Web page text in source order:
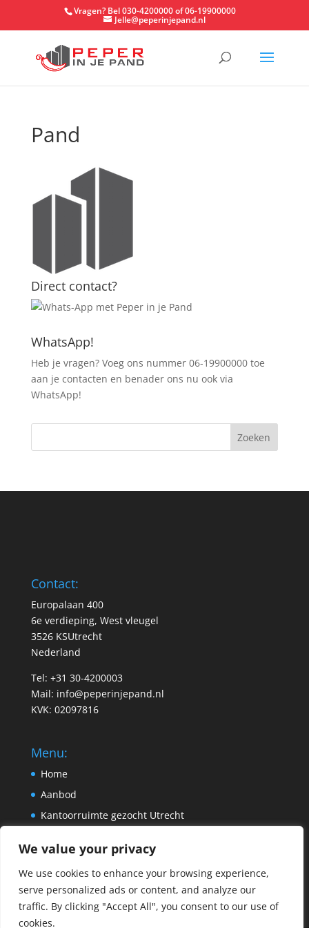
We value your privacy
We use cookies to enhance your browsing experience,
serve personalized ads or content, and analyze our
traffic. By clicking "Accept All", you consent to our use of
cookies.
Vragen? Bel 030-4200000 of 06-19900000
Jelle@peperinjepand.nl
Pand
Direct contact?
WhatsApp!
Heb je vragen? Voeg ons nummer 06-19900000 toe
aan je contacten en benader ons nu ook via
WhatsApp!
Contact:
Europalaan 400
6e verdieping, West vleugel
3526 KSUtrecht
Nederland
Tel: +31 30-4200003
Mail: info@peperinjepand.nl
KVK: 02097816
Menu:
Home
Aanbod
Kantoorruimte gezocht Utrecht
Contact